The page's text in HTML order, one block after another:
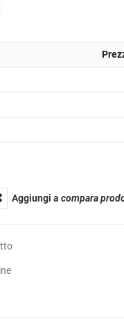
Aggiungi acompara